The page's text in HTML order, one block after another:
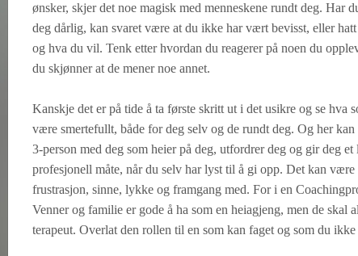
ønsker, skjer det noe magisk med menneskene rundt deg. Har
deg dårlig, kan svaret være at du ikke har vært bevisst, eller
og hva du vil. Tenk etter hvordan du reagerer på noen du
du skjønner at de mener noe annet.
Kanskje det er på tide å ta første skritt ut i det usikre og se hva
være smertefullt, både for deg selv og de rundt deg. Og her
3-person med deg som heier på deg, utfordrer deg og gir deg
profesjonell måte, når du selv har lyst til å gi opp. Det kan være
frustrasjon, sinne, lykke og framgang med. For i en
Venner og familie er gode å ha som en heiagjeng, men de skal
terapeut. Overlat den rollen til en som kan faget og som du